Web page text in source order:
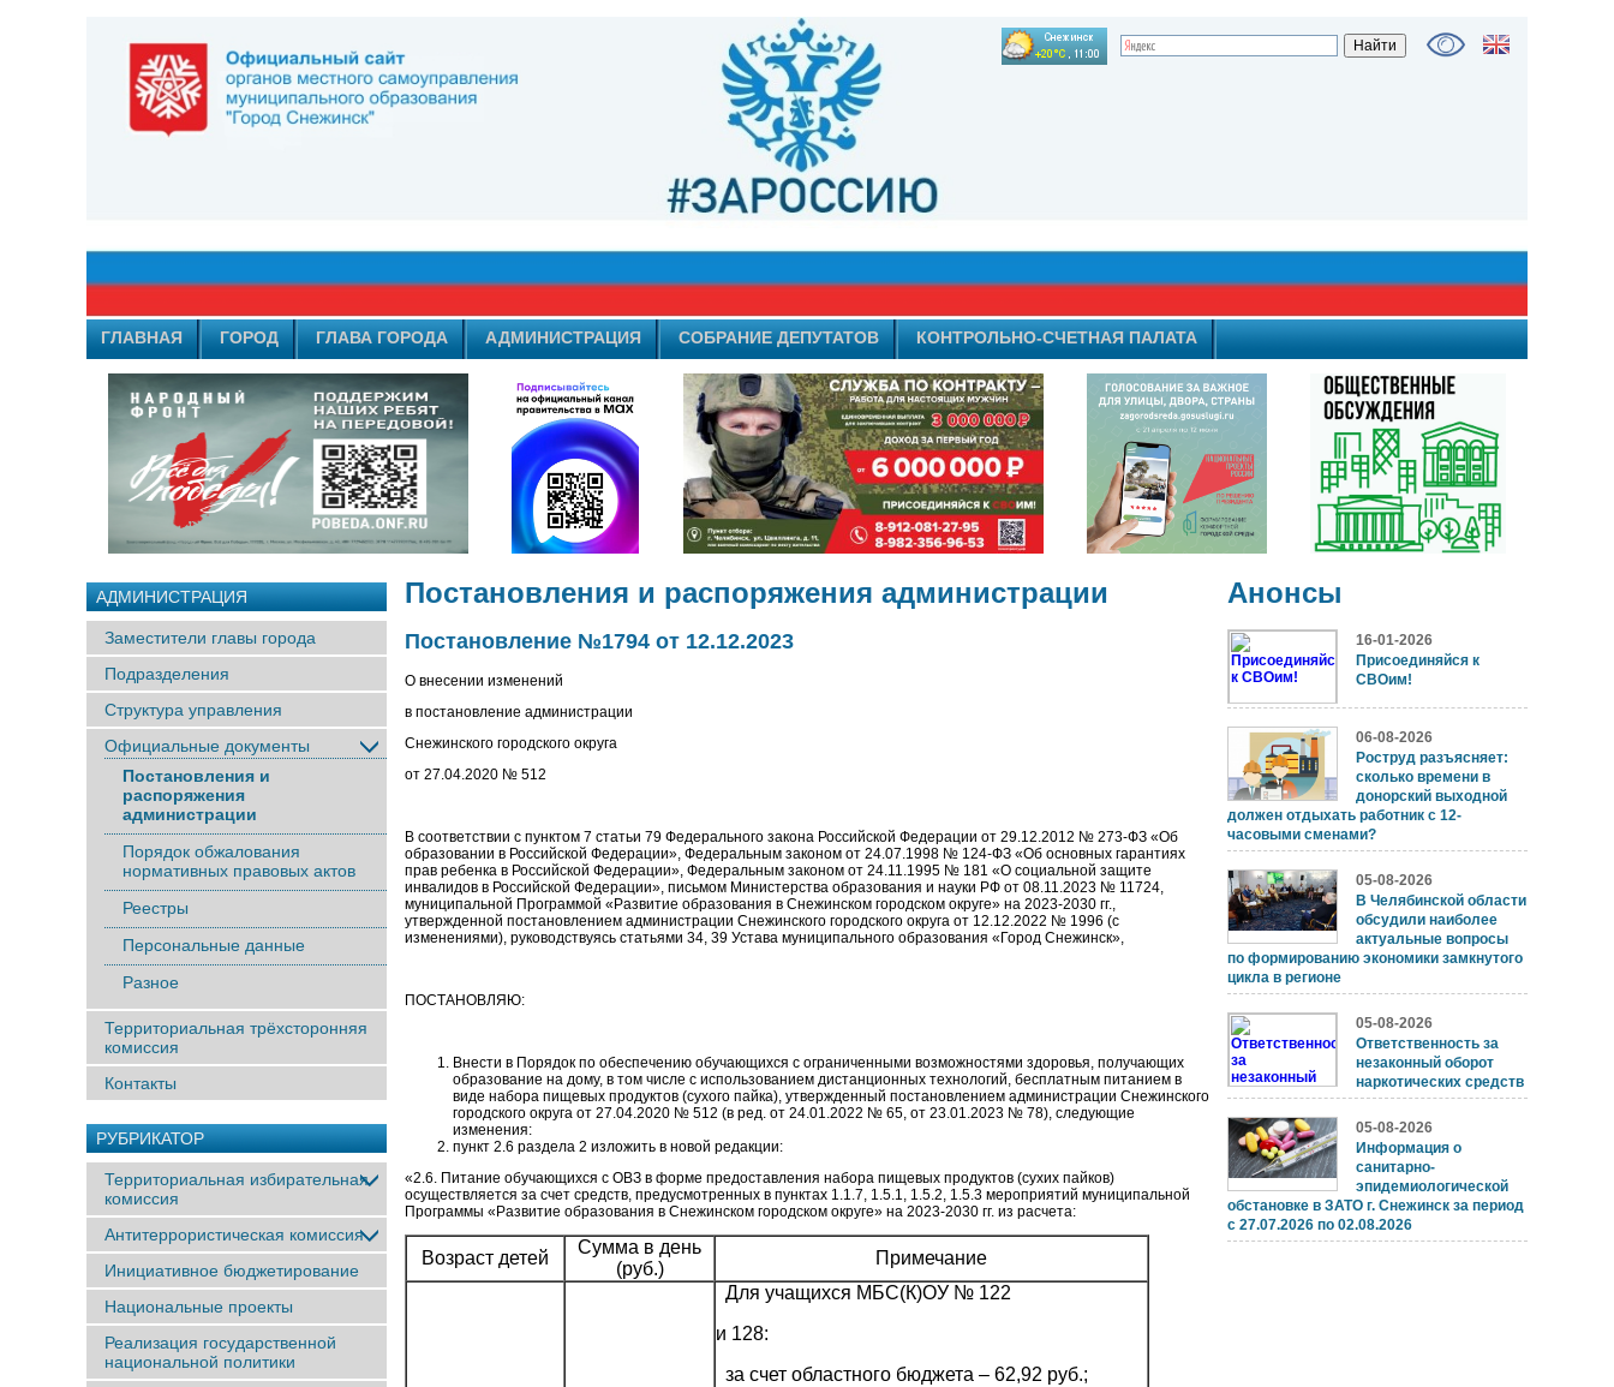
ГЛАВНАЯ ГОРОД ГЛАВА ГОРОДА АДМИНИСТРАЦИЯ СОБРАНИЕ ДЕПУТАТОВ КОНТРОЛЬНО-СЧЕТНАЯ ПАЛАТА
АДМИНИСТРАЦИЯ
Заместители главы города
Подразделения
Структура управления
Официальные документы
Постановления и
распоряжения
администрации
Порядок обжалования
нормативных правовых актов
Реестры
Персональные данные
Разное
Территориальная трёхсторонняя
комиссия
Контакты
РУБРИКАТОР
Территориальная избирательная
комиссия
Антитеррористическая комиссия
Инициативное бюджетирование
Национальные проекты
Реализация государственной
национальной политики
Постановления и распоряжения администрации
Постановление №1794 от 12.12.2023
О внесении изменений
в постановление администрации
Снежинского городского округа
от 27.04.2020 № 512
В соответствии с пунктом 7 статьи 79 Федерального закона Российской Федерации от 29.12.2012 № 273-ФЗ «Об
образовании в Российской Федерации», Федеральным законом от 24.07.1998 № 124-ФЗ «Об основных гарантиях
прав ребенка в Российской Федерации», Федеральным законом от 24.11.1995 № 181 «О социальной защите
инвалидов в Российской Федерации», письмом Министерства образования и науки РФ от 08.11.2023 № 11724,
муниципальной Программой «Развитие образования в Снежинском городском округе» на 2023-2030 гг.,
утвержденной постановлением администрации Снежинского городского округа от 12.12.2022 № 1996 (с
изменениями), руководствуясь статьями 34, 39 Устава муниципального образования «Город Снежинск»,
ПОСТАНОВЛЯЮ:
Внести в Порядок по обеспечению обучающихся с ограниченными возможностями здоровья, получающих
образование на дому, в том числе с использованием дистанционных технологий, бесплатным питанием в
виде набора пищевых продуктов (сухого пайка), утвержденный постановлением администрации Снежинского
городского округа от 27.04.2020 № 512 (в ред. от 24.01.2022 № 65, от 23.01.2023 № 78), следующие
изменения:
пункт 2.6 раздела 2 изложить в новой редакции:
«2.6. Питание обучающихся с ОВЗ в форме предоставления набора пищевых продуктов (сухих пайков)
осуществляется за счет средств, предусмотренных в пунктах 1.1.7, 1.5.1, 1.5.2, 1.5.3 мероприятий муниципальной
Программы «Развитие образования в Снежинском городском округе» на 2023-2030 гг. из расчета:
Возраст детей
Сумма в день
(руб.)
Примечание
Для учащихся МБС(К)ОУ № 122
и 128:
за счет областного бюджета – 62,92 руб.;
Анонсы
16-01-2026
Присоединяйся к
СВОим!
06-08-2026
Роструд разъясняет:
сколько времени в
донорский выходной
должен отдыхать работник с 12-
часовыми сменами?
05-08-2026
В Челябинской области
обсудили наиболее
актуальные вопросы
по формированию экономики замкнутого
цикла в регионе
05-08-2026
Ответственность за
незаконный оборот
наркотических средств
05-08-2026
Информация о
санитарно-
эпидемиологической
обстановке в ЗАТО г. Снежинск за период
с 27.07.2026 по 02.08.2026